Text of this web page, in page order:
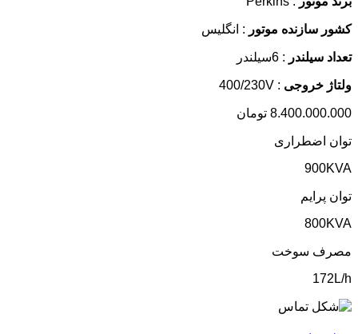
کشور سازنده موتور : انگلیس
تعداد سیلندر : 6سیلندر
ولتاژ خروجی : 400/230V
8.400.000.000 تومان
توان اضطراری
900KVA
توان پرایم
800KVA
مصرف سوخت
172L/h